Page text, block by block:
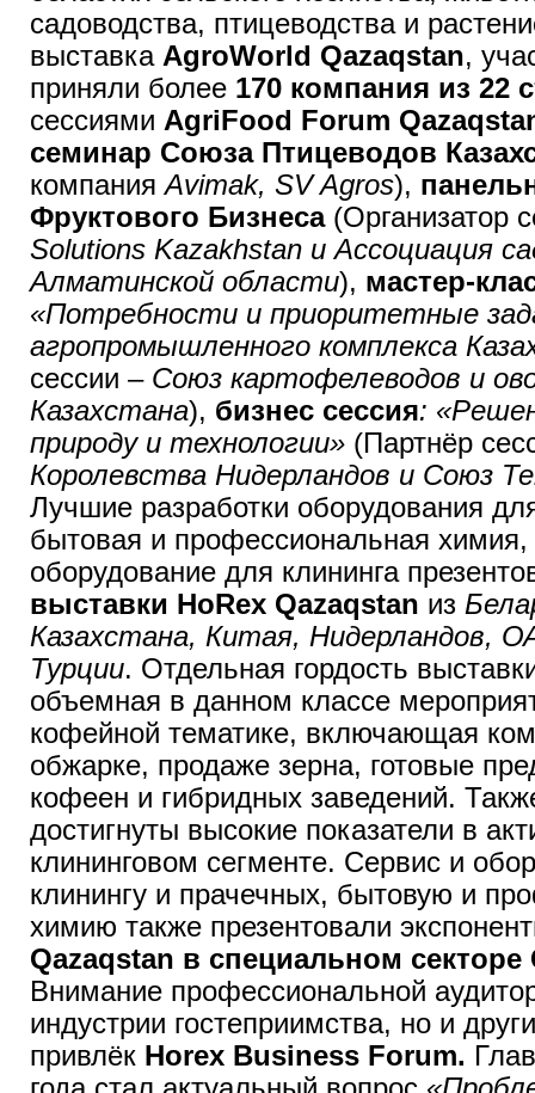
садоводства, птицеводства и
выставка AgroWorld Qazaqstan,
приняли более 170 компания из 22
сессиями AgriFood Forum
семинар Союза Птицеводов
компанияAvimak, SV Agros),
Фруктового Бизнеса (Организатор
Solutions Kazakhstan и Ассоциация
Алматинской области), мастер-
«Потребности и приоритетные
агропромышленного комплекса
сессии – Союз картофелеводов и
Казахстана), бизнес сессия:
природу и технологии» (Партнёр
Королевства Нидерландов и Союз
Лучшие разработки оборудования
бытовая и профессиональная химия,
оборудование для клининга
выставки HoRex Qazaqstan из
Казахстана, Китая, Нидерландов,
Турции. Отдельная гордость
объемная в данном классе
кофейной тематике, включающая
обжарке, продаже зерна, готовые
кофеен и гибридных заведений.
достигнуты высокие показатели в
клининговом сегменте. Сервис и
клинингу и прачечных, бытовую и
химию также презентовали
Qazaqstan в специальном секторе
Внимание профессиональной
индустрии гостеприимства, но и
привлёк Horex Business Forum.